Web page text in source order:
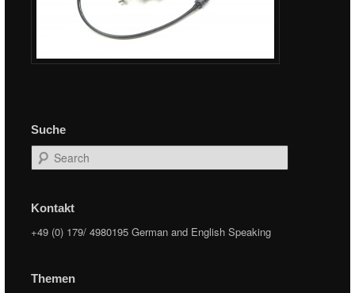
Suche
Search
Kontakt
+49 (0) 179/ 4980195 German and English Speaking
Themen